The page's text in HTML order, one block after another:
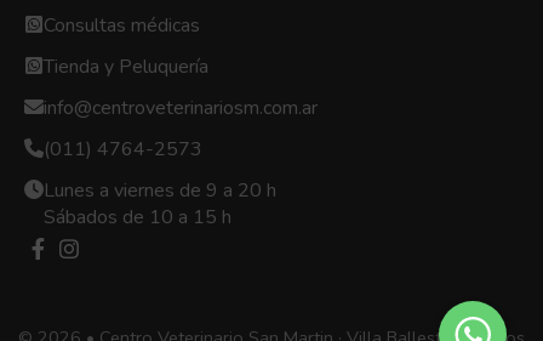
Consultas médicas
Tienda y Peluquería
info@centroveterinariosm.com.ar
(011) 4764-2573
Lunes a viernes de 9 a 20 h
Sábados de 10 a 15 h